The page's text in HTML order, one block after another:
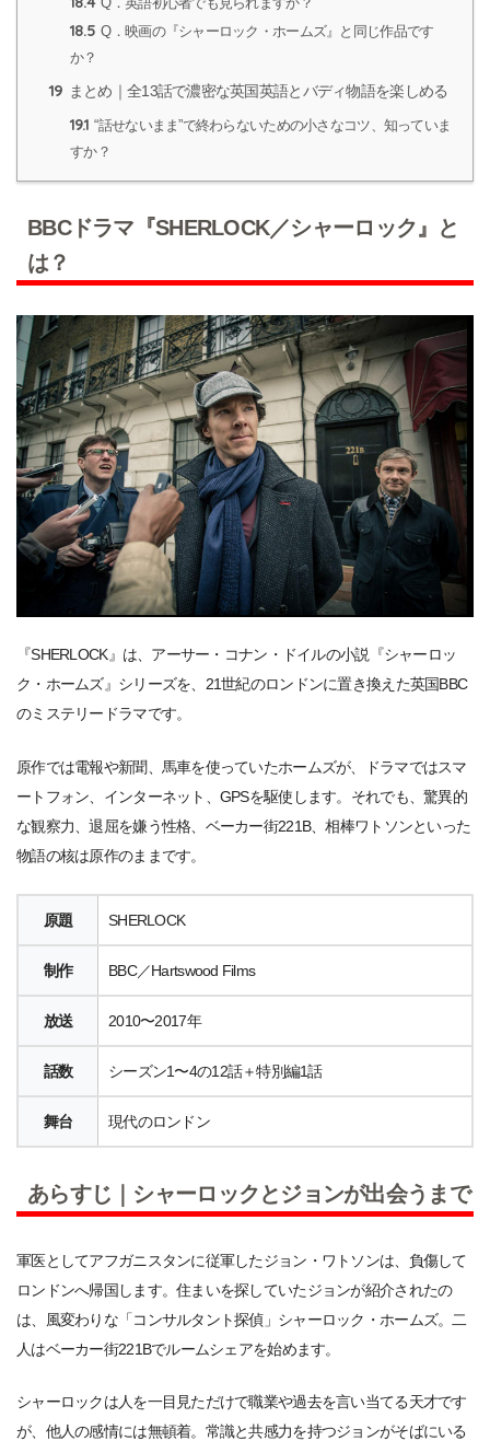
18.5 Q．映画の『シャーロック・ホームズ』と同じ作品です
か？
19 まとめ｜全13話で濃密な英国英語とバディ物語を楽しめる
19.1 “話せないまま”で終わらないための小さなコツ、知っていま
すか？
BBCドラマ『SHERLOCK／シャーロック』と
は？
『SHERLOCK』は、アーサー・コナン・ドイルの小説『シャーロッ
ク・ホームズ』シリーズを、21世紀のロンドンに置き換えた英国BBC
のミステリードラマです。
原作では電報や新聞、馬車を使っていたホームズが、ドラマではスマ
ートフォン、インターネット、GPSを駆使します。それでも、驚異的
な観察力、退屈を嫌う性格、ベーカー街221B、相棒ワトソンといった
物語の核は原作のままです。
原題 SHERLOCK
制作 BBC／Hartswood Films
放送 2010〜2017年
話数 シーズン1〜4の12話＋特別編1話
舞台 現代のロンドン
あらすじ｜シャーロックとジョンが出会うまで
軍医としてアフガニスタンに従軍したジョン・ワトソンは、負傷して
ロンドンへ帰国します。住まいを探していたジョンが紹介されたの
は、風変わりな「コンサルタント探偵」シャーロック・ホームズ。二
人はベーカー街221Bでルームシェアを始めます。
シャーロックは人を一目見ただけで職業や過去を言い当てる天才です
が、他人の感情には無頓着。常識と共感力を持つジョンがそばにいる